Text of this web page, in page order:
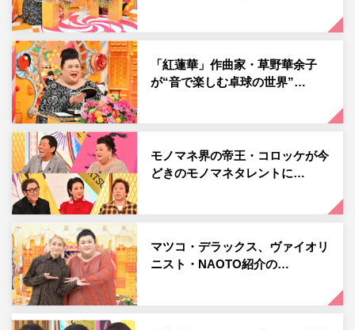
「シルクの世界」には、365日シルクをまとい続けるファ
ッションデザイナー・稲葉みちよさんが登場。SDGs（持
続可能な開発目標）が叫ばれる中、衣服も天然素材が見直
されている。幼少期から肌が弱く、シルクの洋服を着てい
「紅蓮華」作曲家・草野華余子
が“音で楽しむ卓球の世界”…
モノマネ界の帝王・コロッケが今
どきのモノマネタレントに…
マツコ・デラックス、ヴァイオリ
ニスト・NAOTO紹介の…